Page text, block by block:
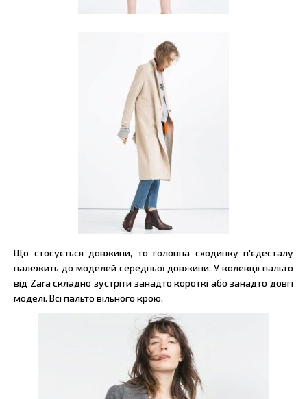
Що стосується довжини, то головна сходинку п'єдесталу
належить до моделей середньої довжини. У колекції пальто
від Zara складно зустріти занадто короткі або занадто довгі
моделі. Всі пальто вільного крою.